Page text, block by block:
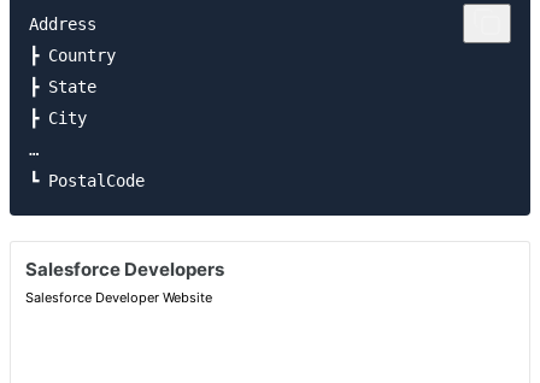
Address
┣ Country
┣ State
┣ City
…